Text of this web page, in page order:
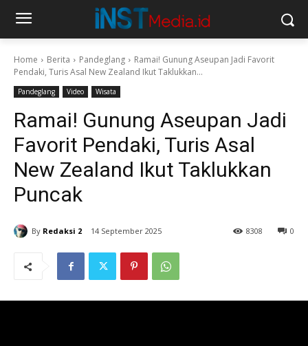
Home Berita Pandeglang
Ramai! Gunung Aseupan Jadi Favorit
Pendaki, Turis Asal New Zealand Ikut Taklukkan...
Pandeglang Video Wisata
Ramai! Gunung Aseupan Jadi
Favorit Pendaki, Turis Asal
New Zealand Ikut Taklukkan
Puncak
By Redaksi 2 14 September 2025 0
8308